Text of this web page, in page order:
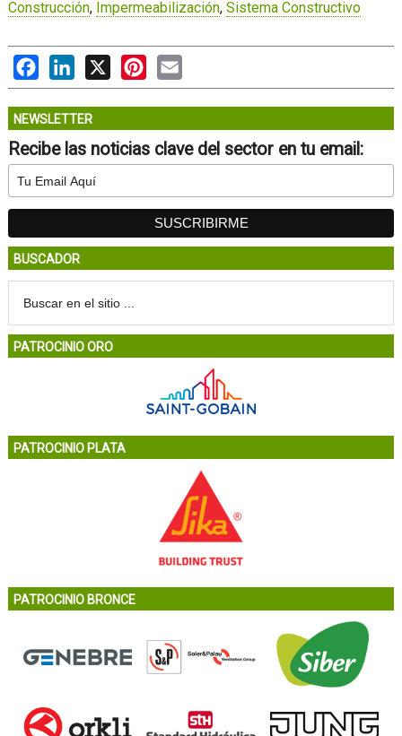
Construcción, Impermeabilización, Sistema Constructivo
FacebookLinkedIn Pinterest
NEWSLETTER
Recibe las noticias clave del sector en tu email:
BUSCADOR
PATROCINIO ORO
PATROCINIO PLATA
PATROCINIO BRONCE